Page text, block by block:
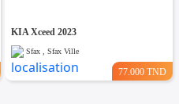
KIA Xceed 2023
Sfax , Sfax Ville
77.000 TND